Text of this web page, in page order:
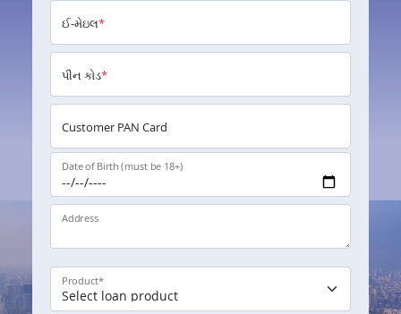
ઈ-મેઇલ*
પીન કોડ*
Customer PAN Card
Date of Birth (must be 18+)
Address
Product*